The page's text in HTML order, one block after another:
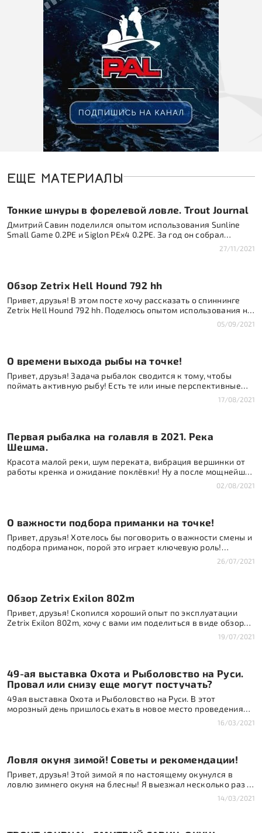
ЕЩЕ МАТЕРИАЛЫ
Тонкие шнуры в форелевой ловле. Trout Journal
Дмитрий Савин поделился опытом использования Sunline
Small Game 0.2PE и Siglon PEx4 0.2PE. За год он собрал
приличную статистику. Впечатления от шнура 0.2РЕ по27/11/2021
Обзор Zetrix Hell Hound 792 hh
Привет, друзья! В этом посте хочу рассказать о спиннинге
Zetrix Hell Hound 792 hh. Поделюсь опытом использования на
практике с обратной связью, которая возможно кому-то
пригодится при рассмотрении покупки данного удилища.
и без компромиссного […]
05/09/2021
О времени выхода рыбы на точке!
Привет, друзья! Задача рыбалок сводится к тому, чтобы
поймать активную рыбу! Есть те или иные перспективные
места, однако они работают не круглосуточно. Наша задача
разобраться в точке, в том числе определить время так
максимальную активность рыбы на них! Вот и здесь
получилось […]
17/08/2021
Первая рыбалка на голавля в 2021. Река
Шешма.
Красота малой реки, шум переката, вибрация вершинки от
работы кренка и ожидание поклёвки! Ну а после мощнейший
удар, прошибающий до пят даже от поклёвки мелкого
голавлика! Совершенно потрясающие эмоции, которые
лайтовый спиннинг! Работали мелкие блесенки, которые […]
02/08/2021
О важности подбора приманки на точке!
Привет, друзья! Хотелось бы поговорить о важности смены и
подбора приманок, порой это играет ключевую роль!
Примером приведу рыбалку в выходные! Зашел на точку, на
скриншоте с эхолота видно наличие крупной рыбы у коряги.
решил дальше поставить Fox […]
26/07/2021
Обзор Zetrix Exilon 802m
Привет, друзья! Скопился хороший опыт по эксплуатации
Zetrix Exilon 802m, хочу с вами им поделиться в виде обзора.
Не буду расписывать какие то технические характеристики,
их можно посмотреть в каталогах. Расскажу скорее для чего
Казани. Течение на русле слабое, Волга […]
19/07/2021
49-ая выставка Охота и Рыболовство на Руси.
Провал или снизу еще могут постучать?
49ая выставка Охота и Рыболовство на Руси. В этот
морозный день пришлось ехать в новое место проведения
выставки, а именно в Экспоцентр на Выставочной. Предвидя
проблемы с парковкой, приехал на метро. И правильно
металлоискатели, турникеты, которые не всегда
срабатывают, очереди […]
16/03/2021
Ловля окуня зимой! Советы и рекомендации!
Привет, друзья! Этой зимой я по настоящему окунулся в
ловлю зимнего окуня на блесны! Я выезжал несколько раз с
мастерами, и регулярно по несколько раз на неделе
выезжаю на тренировки в одиночку. Практика, и еще раз
14/03/2021